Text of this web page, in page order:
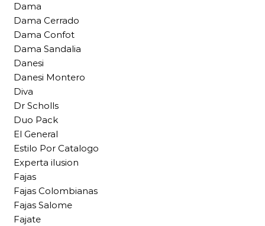
Dama
Dama Cerrado
Dama Confot
Dama Sandalia
Danesi
Danesi Montero
Diva
Dr Scholls
Duo Pack
El General
Estilo Por Catalogo
Experta ilusion
Fajas
Fajas Colombianas
Fajas Salome
Fajate